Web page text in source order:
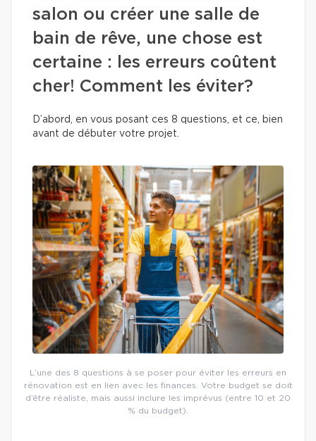
salon ou créer une salle de
bain de rêve, une chose est
certaine : les erreurs coûtent
cher! Comment les éviter?
D’abord, en vous posant ces 8 questions, et ce, bien
avant de débuter votre projet.
L’une des 8 questions à se poser pour éviter les erreurs en
rénovation est en lien avec les finances. Votre budget se doit
d’être réaliste, mais aussi inclure les imprévus (entre 10 et 20
% du budget).